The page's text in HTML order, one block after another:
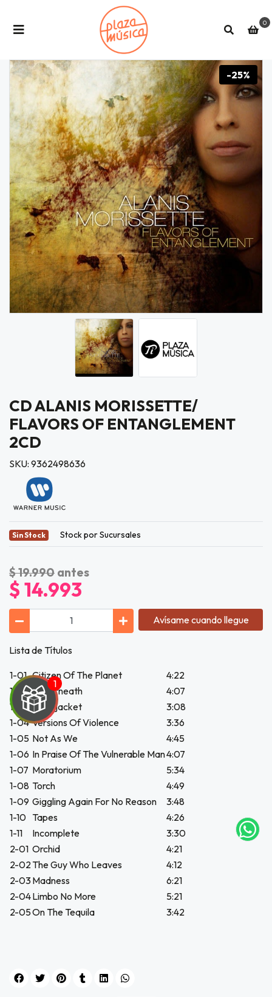
correo
web
JUGAR
0
-25%
CD ALANIS MORISSETTE/
FLAVORS OF ENTANGLEMENT
2CD
SKU: 9362498636
Sin Stock Stock por Sucursales
$ 19.990 antes
$ 14.993
Avísame cuando llegue
Lista de Títulos
1-01 Citizen Of The Planet
4:22
1-02 Underneath
4:07
1-03 Straitjacket
3:08
1-04 Versions Of Violence
3:36
1-05 Not As We
4:45
1-06 In Praise Of The Vulnerable Man4:07
1-07 Moratorium
5:34
1-08 Torch
4:49
1-09 Giggling Again For No Reason
3:48
1-10 Tapes
4:26
1-11
Incomplete
3:30
2-01 Orchid
4:21
2-02The Guy Who Leaves
4:12
2-03Madness
6:21
2-04Limbo No More
5:21
2-05On The Tequila 3:42